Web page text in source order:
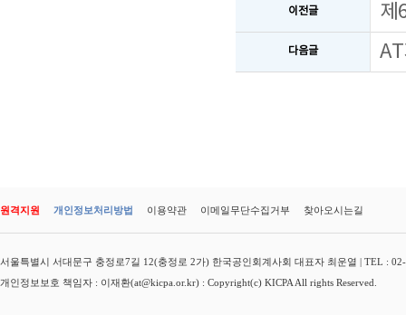
이전글 제
다음글
원격지원 개인정보처리방법 이용약관 이메일무단수집거부 찾아오시는길
서울특별시 서대문구 충정로7길 12(충정로 2가) 한국공인회계사회 대표자 최운열 | TEL :
개인정보보호 책임자 : 이재환(at@kicpa.or.kr) : Copyright(c) KICPA All rights Reserved.